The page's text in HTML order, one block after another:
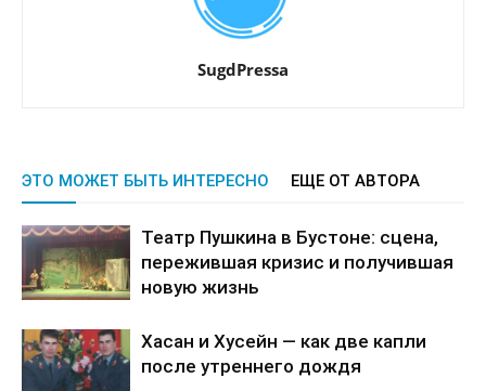
SugdPressa
ЭТО МОЖЕТ БЫТЬ ИНТЕРЕСНО ЕЩЕ ОТ АВТОРА
Театр Пушкина в Бустоне: сцена,
пережившая кризис и получившая
новую жизнь
Хасан и Хусейн — как две капли
после утреннего дождя